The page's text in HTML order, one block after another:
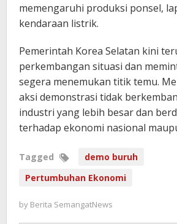
memengaruhi produksi ponsel,
kendaraan listrik.
Pemerintah Korea Selatan kini
perkembangan situasi dan
segera menemukan titik temu.
aksi demonstrasi tidak
industri yang lebih besar dan
terhadap ekonomi nasional
Tagged
demo buruh
Pertumbuhan Ekonomi
by Berita SemangatNews